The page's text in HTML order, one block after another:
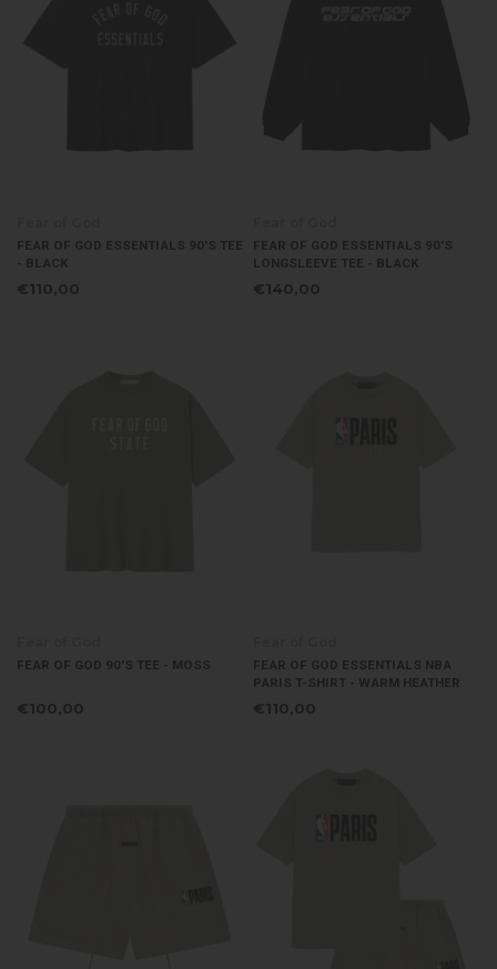
FEAR OF GOD ESSENTIALS 90'S TEE
- BLACK
€110,00
FEAR OF GOD ESSENTIALS 90'S
LONGSLEEVE TEE - BLACK
€140,00
FEAR OF GOD 90'S TEE - MOSS
€100,00
FEAR OF GOD ESSENTIALS NBA
PARIS T-SHIRT - WARM HEATHER
€110,00